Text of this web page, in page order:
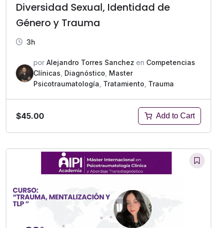
Diversidad Sexual, Identidad de
Género y Trauma
3h
por Alejandro Torres Sanchez en Competencias
Clínicas Diagnóstico Master
Psicotraumatología Tratamiento Trauma
$45.00 Add to Cart